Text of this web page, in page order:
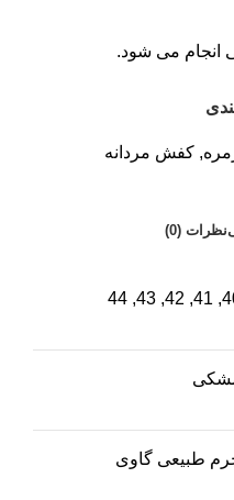
انجام می شود.
, کفش مردانه
نظرات (0)
40, 41,
طبیعی گاوی